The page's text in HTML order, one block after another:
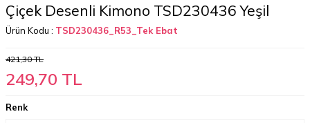
Çiçek Desenli Kimono TSD230436 Yeşil
Ürün Kodu : TSD230436_R53_Tek Ebat
421,30TL
249,70 TL
Renk